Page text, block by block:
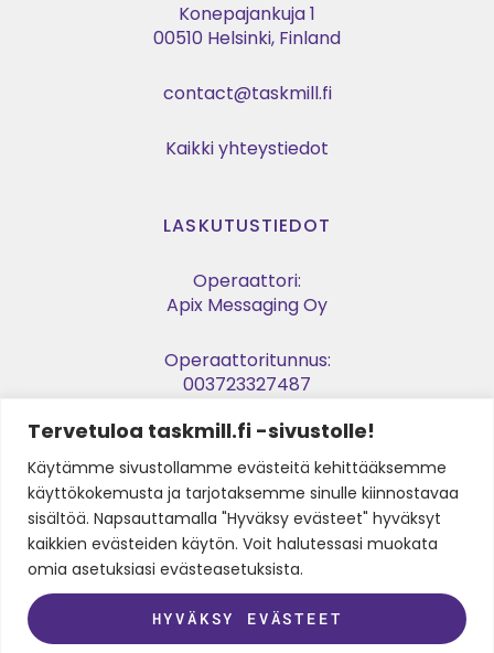
Tervetuloa taskmill.fi -sivustolle!
Käytämme sivustollamme evästeitä kehittääksemme
käyttökokemusta ja tarjotaksemme sinulle kiinnostavaa
sisältöä. Napsauttamalla "Hyväksy evästeet" hyväksyt
kaikkien evästeiden käytön. Voit halutessasi muokata
omia asetuksiasi evästeasetuksista.
HYVÄKSY EVÄSTEET
Konepajankuja 1
00510 Helsinki, Finland
contact@taskmill.fi
Kaikki yhteystiedot
LASKUTUSTIEDOT
Operaattori:
Apix Messaging Oy
Operaattoritunnus:
003723327487
Verkkolaskuosoite:
003729053974
Y-tunnus:
2905397-4
SEURAA MEITÄ